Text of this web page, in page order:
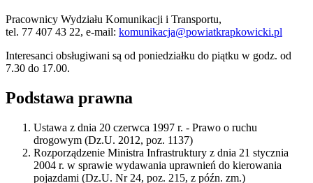
Pracownicy Wydziału Komunikacji i Transportu,
tel. 77 407 43 22, e-mail: komunikacja@powiatkrapkowicki.pl
Interesanci obsługiwani są od poniedziałku do piątku w godz. od
7.30 do 17.00.
Podstawa prawna
Ustawa z dnia 20 czerwca 1997 r. - Prawo o ruchu
drogowym (Dz.U. 2012, poz. 1137)
Rozporządzenie Ministra Infrastruktury z dnia 21 stycznia
2004 r. w sprawie wydawania uprawnień do kierowania
pojazdami (Dz.U. Nr 24, poz. 215, z późn. zm.)